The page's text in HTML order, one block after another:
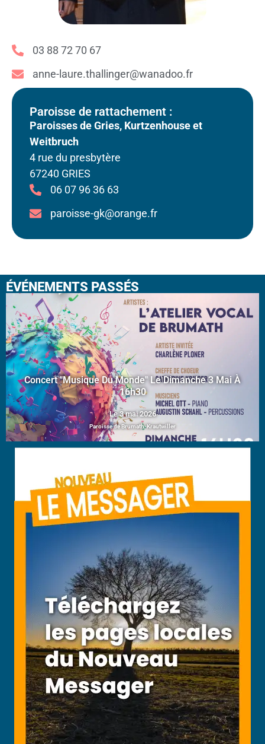
03 88 72 70 67
anne-laure.thallinger@wanadoo.fr
Paroisse de rattachement :
Paroisses de Gries, Kurtzenhouse et
Weitbruch
4 rue du presbytère
67240 GRIES
06 07 96 36 63
paroisse-gk@orange.fr
ÉVÉNEMENTS PASSÉS
Concert "Musique Du Monde" Le Dimanche 3 Mai À
16h30
Le 3 mai 2026
Paroisse de Brumath-Krautwiller